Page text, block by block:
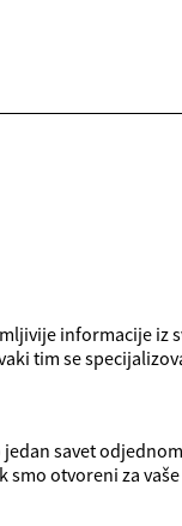
informacije iz
tim se
savet
smo otvoreni za